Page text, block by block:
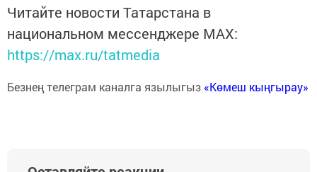
Читайте новости Татарстана в
национальном мессенджере MАХ:
https://max.ru/tatmedia
Безнең телеграм каналга язылыгыз «Көмеш кыңгырау»